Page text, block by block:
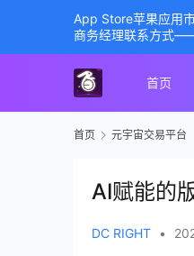
首页
首页 元宇宙交易平台
AI赋能的
DC RIGHT •
App Store苹果应用
商务经理联系方式